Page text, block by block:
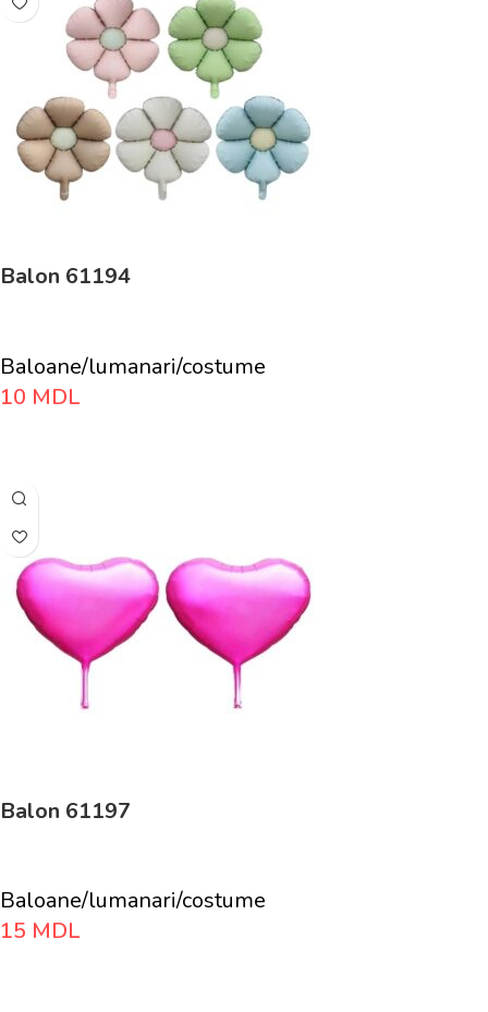
Balon 61194
Baloane/lumanari/costume
10 MDL
Balon 61197
Baloane/lumanari/costume
15 MDL